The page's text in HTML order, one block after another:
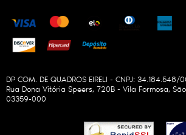
DP COM. DE QUADROS EIRELI - CNPJ: 34.184.548/
Rua Dona Vitória Speers, 720B - Vila Formosa,
03359-000